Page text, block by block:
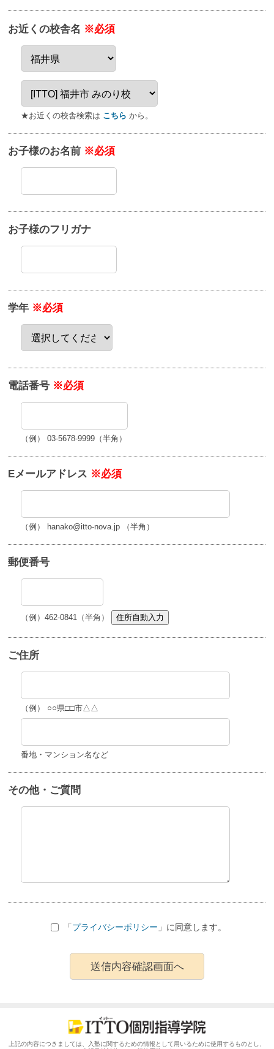
お近くの校舎名 ※必須
★お近くの校舎検索は こちら から。
お子様のお名前 ※必須
お子様のフリガナ
学年 ※必須
電話番号 ※必須
（例） 03-5678-9999（半角）
Eメールアドレス ※必須
（例） hanako@itto-nova.jp （半角）
郵便番号
（例）462-0841（半角） 住所自動入力
ご住所
（例） ○○県□□市△△
番地・マンション名など
その他・ご質問
「プライバシーポリシー 」に同意します。
上記の内容につきましては、入塾に関するための情報として用いるために使用するものとし、